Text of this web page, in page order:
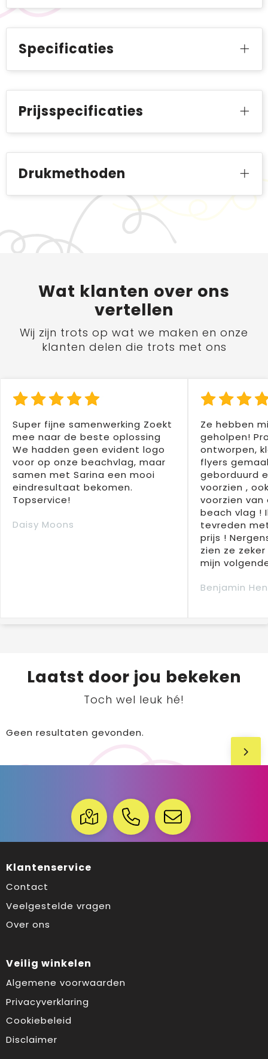
Specificaties
Prijsspecificaties
Drukmethoden
Wat klanten over ons
vertellen
Wij zijn trots op wat we maken en onze
klanten delen die trots met ons
Super fijne samenwerking Zoekt
mee naar de beste oplossing
We hadden geen evident logo
voor op onze beachvlag, maar
samen met Sarina een mooi
eindresultaat bekomen.
Topservice!
Daisy Moons
Ze hebben
geholpen!
ontworpen,
flyers
geborduurd
voorzien ,
voorzien
beach vlag !
tevreden
prijs !
zien ze
mijn
Benjamin
Laatst door jou bekeken
Toch wel leuk hé!
Geen resultaten gevonden.
Klantenservice
Contact
Veelgestelde vragen
Over ons
Veilig winkelen
Algemene voorwaarden
Privacyverklaring
Cookiebeleid
Disclaimer